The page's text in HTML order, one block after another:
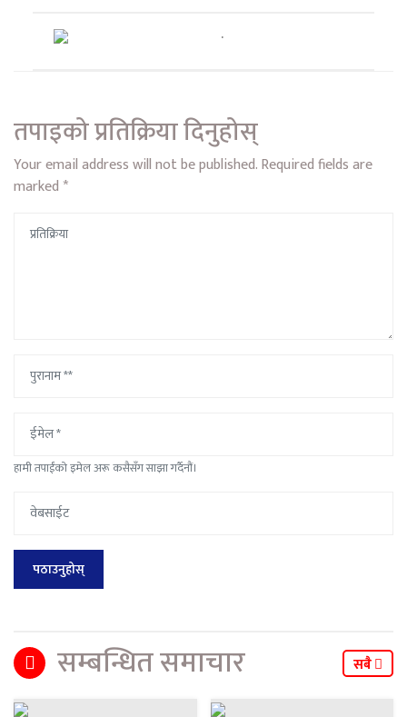
तपाइको प्रतिक्रिया दिनुहोस्
Your email address will not be published.Required fields are
marked *
हामी तपाईंको इमेल अरू कसैसँग साझा गर्दैनौं।
सम्बन्धित समाचार सबै